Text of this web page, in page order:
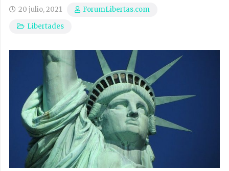
20 julio, 2021
ForumLibertas.com
Libertades